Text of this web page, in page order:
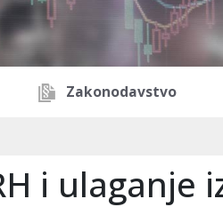
Zakonodavstvo
i ulaganje